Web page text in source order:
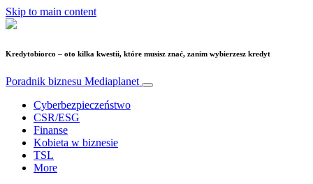
Skip to main content
Kredytobiorco – oto kilka kwestii, które musisz znać, zanim wybierzesz kredyt
Poradnik biznesu Mediaplanet
Cyberbezpieczeństwo
CSR/ESG
Finanse
Kobieta w biznesie
TSL
More